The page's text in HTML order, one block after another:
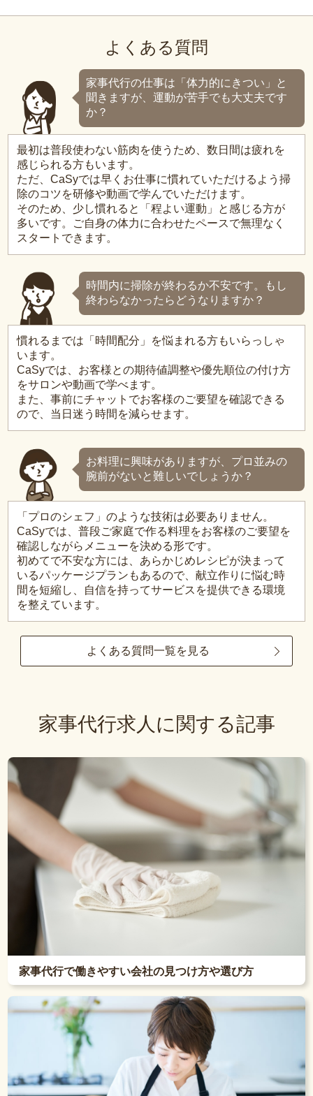
よくある質問
家事代行の仕事は「体力的にきつい」と
聞きますが、運動が苦手でも大丈夫です
か？
最初は普段使わない筋肉を使うため、数日間は疲れを
感じられる方もいます。
ただ、CaSyでは早くお仕事に慣れていただけるよう掃
除のコツを研修や動画で学んでいただけます。
そのため、少し慣れると「程よい運動」と感じる方が
多いです。ご自身の体力に合わせたペースで無理なく
スタートできます。
時間内に掃除が終わるか不安です。もし
終わらなかったらどうなりますか？
慣れるまでは「時間配分」を悩まれる方もいらっしゃ
います。
CaSyでは、お客様との期待値調整や優先順位の付け方
をサロンや動画で学べます。
また、事前にチャットでお客様のご要望を確認できる
ので、当日迷う時間を減らせます。
お料理に興味がありますが、プロ並みの
腕前がないと難しいでしょうか？
「プロのシェフ」のような技術は必要ありません。
CaSyでは、普段ご家庭で作る料理をお客様のご要望を
確認しながらメニューを決める形です。
初めてで不安な方には、あらかじめレシピが決まって
いるパッケージプランもあるので、献立作りに悩む時
間を短縮し、自信を持ってサービスを提供できる環境
を整えています。
よくある質問一覧を見る
家事代行求人に関する記事
家事代行で働きやすい会社の見つけ方や選び方